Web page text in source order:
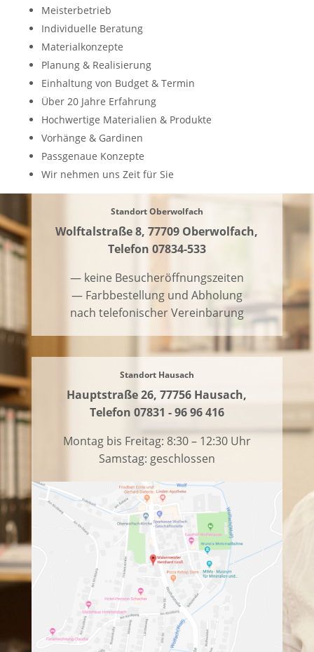
Meisterbetrieb
Individuelle Beratung
Materialkonzepte
Planung & Realisierung
Einhaltung von Budget & Termin
Über 20 Jahre Erfahrung
Hochwertige Materialien & Produkte
Vorhänge & Gardinen
Passgenaue Konzepte
Wir nehmen uns Zeit für Sie
Standort Oberwolfach
Wolftalstraße 8,77709 Oberwolfach,
Telefon 07834-533
— keine Besucheröffnungszeiten
— Farbbestellung und Abholung
nach telefonischer Vereinbarung
Standort Hausach
Hauptstraße 26, 77756 Hausach,
Telefon 07831 - 96 96 416
Montag bis Freitag: 8:30 – 12:30 Uhr
Samstag: geschlossen